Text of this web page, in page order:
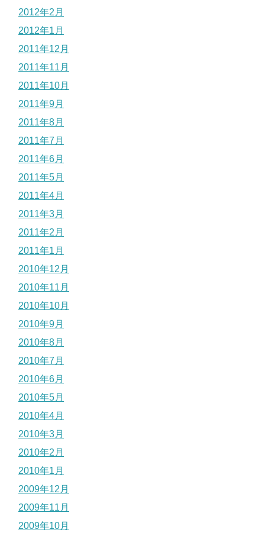
2012年2月
2012年1月
2011年12月
2011年11月
2011年10月
2011年9月
2011年8月
2011年7月
2011年6月
2011年5月
2011年4月
2011年3月
2011年2月
2011年1月
2010年12月
2010年11月
2010年10月
2010年9月
2010年8月
2010年7月
2010年6月
2010年5月
2010年4月
2010年3月
2010年2月
2010年1月
2009年12月
2009年11月
2009年10月